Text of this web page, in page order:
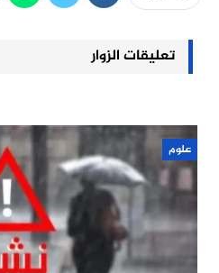
تعليقات الزوار
علوم